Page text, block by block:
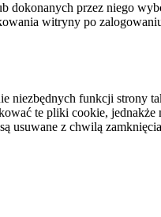
dokonanych przez niego
witryny po
niezbędnych funkcji strony
te pliki cookie,
usuwane z chwilą